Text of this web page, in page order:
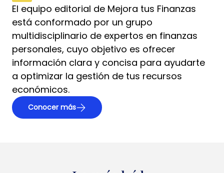
El equipo editorial de Mejora tus Finanzas
está conformado por un grupo
multidisciplinario de expertos en finanzas
personales, cuyo objetivo es ofrecer
información clara y concisa para ayudarte
a optimizar la gestión de tus recursos
económicos.
Conocer más